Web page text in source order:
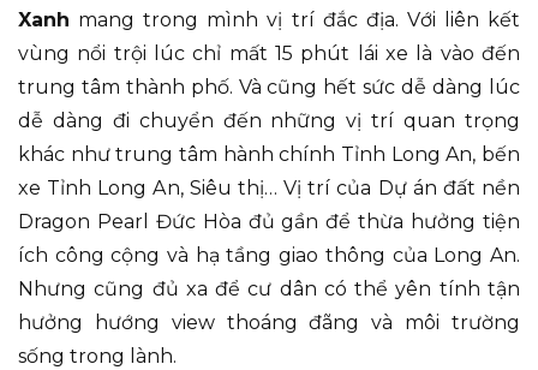
Xanh mang trong mình vị trí đắc địa. Với liên kết
vùng nổi trội lúc chỉ mất 15 phút lái xe là vào đến
trung tâm thành phố. Và cũng hết sức dễ dàng lúc
dễ dàng đi chuyển đến những vị trí quan trọng
khác như trung tâm hành chính Tỉnh Long An, bến
xe Tỉnh Long An, Siêu thị… Vị trí của Dự án đất nền
Dragon Pearl Đức Hòa đủ gần để thừa hưởng tiện
ích công cộng và hạ tầng giao thông của Long An.
Nhưng cũng đủ xa để cư dân có thể yên tính tận
hưởng hướng view thoáng đãng và môi trường
sống trong lành.